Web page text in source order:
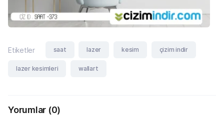
Etiketler saat lazer kesim çizim indir
lazer kesimleri wallart
Yorumlar (0)